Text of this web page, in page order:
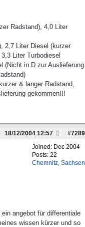
Radstand), 4,0 Liter
2,7 Liter Diesel (kurzer
Liter Turbodiesel
(Nicht in D zur Auslieferung
& langer Radstand,
gekommen!!!
#7289
18/12/2004 12:57
Joined: Dec 2004
Posts: 22
Chemnitz, Sachsen
angebot für differentiale
wissen kürzer und so